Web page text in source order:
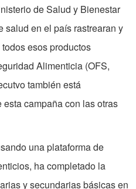
de Salud y Bienestar
salud en el país rastrearan y
esos productos
Alimenticia (OFS,
también está
campaña con las otras
una plataforma de
ha completado la
y secundarias básicas en